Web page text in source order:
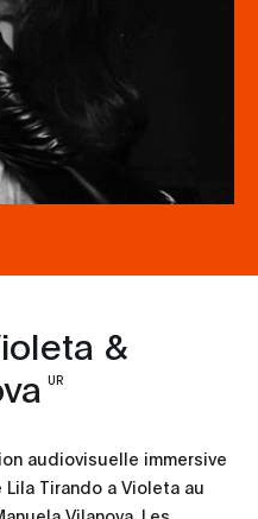
&
UR
audiovisuelle immersive
Tirando a Violeta au